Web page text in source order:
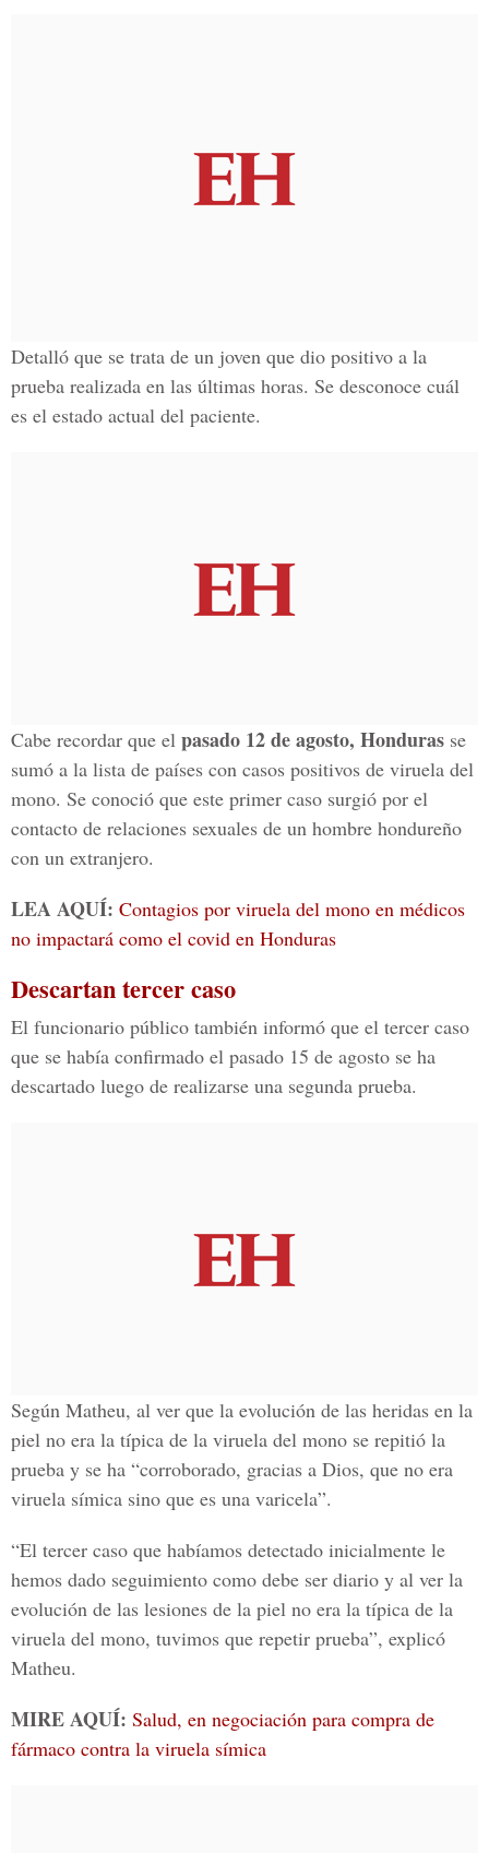
Detalló que se trata de un joven que dio positivo a la
prueba realizada en las últimas horas. Se desconoce cuál
es el estado actual del paciente.
Cabe recordar que el pasado 12 de agosto, Honduras se
sumó a la lista de países con casos positivos de viruela del
mono. Se conoció que este primer caso surgió por el
contacto de relaciones sexuales de un hombre hondureño
con un extranjero.
LEA AQUÍ: Contagios por viruela del mono en médicos
no impactará como el covid en Honduras
Descartan tercer caso
El funcionario público también informó que el tercer caso
que se había confirmado el pasado 15 de agosto se ha
descartado luego de realizarse una segunda prueba.
Según Matheu, al ver que la evolución de las heridas en la
piel no era la típica de la viruela del mono se repitió la
prueba y se ha “corroborado, gracias a Dios, que no era
viruela símica sino que es una varicela”.
“El tercer caso que habíamos detectado inicialmente le
hemos dado seguimiento como debe ser diario y al ver la
evolución de las lesiones de la piel no era la típica de la
viruela del mono, tuvimos que repetir prueba”, explicó
Matheu.
MIRE AQUÍ: Salud, en negociación para compra de
fármaco contra la viruela símica